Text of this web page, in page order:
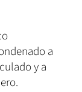
a
y a